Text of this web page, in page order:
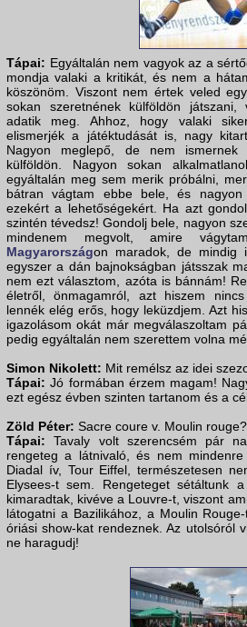
Tápai: Egyáltalán nem vagyok az a
mondja valaki a kritikát, és nem a
köszönöm. Viszont nem értek veled
sokan szeretnének külföldön játszani,
adatik meg. Ahhoz, hogy valaki
elismerjék a játéktudását is, nagy
Nagyon meglepő, de nem
külföldön. Nagyon sokan
egyáltalán meg sem merik próbálni,
bátran vágtam ebbe bele, és
ezekért a lehetőségekért. Ha azt
szintén tévedsz! Gondolj bele, nagyon
mindenem megvolt, amire
Magyarországon maradok, de mindig
egyszer a dán bajnokságban játsszak
nem ezt választom, azóta is bánnám!
életről, önmagamról, azt hiszem
lennék elég erős, hogy leküzdjem. Azt
igazolásom okát már megválaszoltam
pedig egyáltalán nem szerettem volna
Simon Nikolett: Mit remélsz az idei
Tápai: Jó formában érzem magam!
ezt egész évben szinten tartanom és a
Zöld Péter: Sacre coure v. Moulin
Tápai: Tavaly volt szerencsém pár
rengeteg a látnivaló, és nem
Diadal ív, Tour Eiffel, természetesen
Elysees-t sem. Rengeteget sétáltunk
kimaradtak, kivéve a Louvre-t, viszont
látogatni a Bazilikához, a Moulin
óriási show-kat rendeznek. Az utolsóról
ne haragudj!